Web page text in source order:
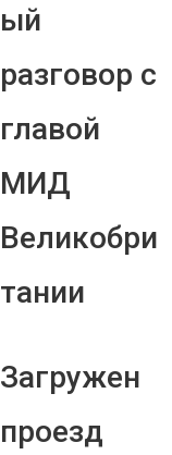
ый
разговор с
главой
МИД
Великобри
тании
Загружен
проезд